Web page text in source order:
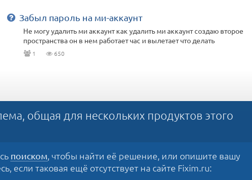
Забыл пароль на ми-аккаунт
Не могу удалить ми аккаунт как удалить ми аккаунт создаю второе
пространства он в нем работает час и вылетает что делать
1 650
общая для нескольких продуктов этого
поиском, чтобы найти её решение, или опишите вашу
если таковая ещё отсутствует на сайте Fixim.ru: